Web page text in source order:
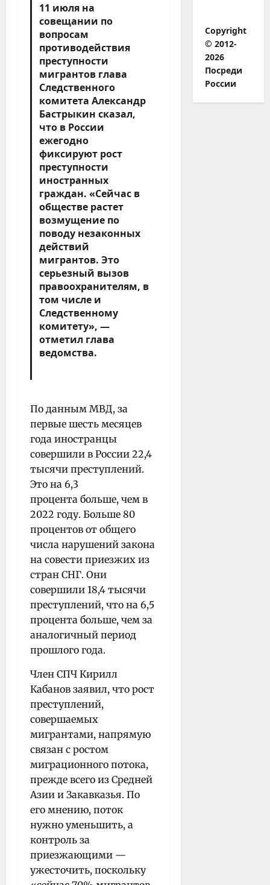
11 июля на
совещании по
вопросам
противодействия
преступности
мигрантов глава
Следственного
комитета Александр
Бастрыкин сказал,
что в России
ежегодно
фиксируют рост
преступности
иностранных
граждан. «Сейчас в
обществе растет
возмущение по
поводу незаконных
действий
мигрантов. Это
серьезный вызов
правоохранителям, в
том числе и
Следственному
комитету», —
отметил глава
ведомства.
По данным МВД, за
первые шесть месяцев
года иностранцы
совершили в России 22,4
тысячи преступлений.
Это на 6,3
процента больше, чем в
2022 году. Больше 80
процентов от общего
числа нарушений закона
на совести приезжих из
стран СНГ. Они
совершили 18,4 тысячи
преступлений, что на 6,5
процента больше, чем за
аналогичный период
прошлого года.
Член СПЧ Кирилл
Кабанов заявил, что рост
преступлений,
совершаемых
мигрантами, напрямую
связан с ростом
миграционного потока,
прежде всего из Средней
Азии и Закавказья. По
его мнению, поток
нужно уменьшить, а
контроль за
приезжающими —
ужесточить, поскольку
Copyright
© 2012-
2026
Посреди
России